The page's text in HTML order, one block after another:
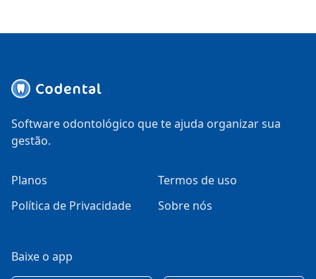
Software odontológico que te ajuda organizar sua
gestão.
Planos
Termos de uso
Política de Privacidade
Sobre nós
Baixe o app